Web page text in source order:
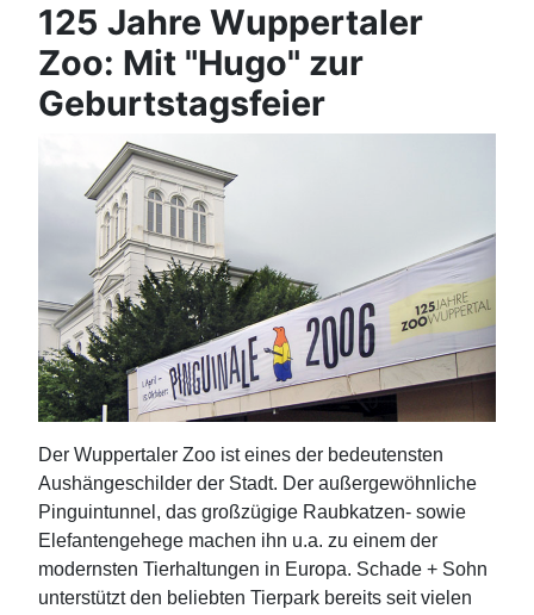
125 Jahre Wuppertaler
Zoo: Mit "Hugo" zur
Geburtstagsfeier
Der Wuppertaler Zoo ist eines der bedeutensten
Aushängeschilder der Stadt. Der außergewöhnliche
Pinguintunnel, das großzügige Raubkatzen- sowie
Elefantengehege machen ihn u.a. zu einem der
modernsten Tierhaltungen in Europa. Schade + Sohn
unterstützt den beliebten Tierpark bereits seit vielen